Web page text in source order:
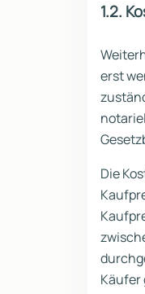
1.2.
erst
Die
Käufer